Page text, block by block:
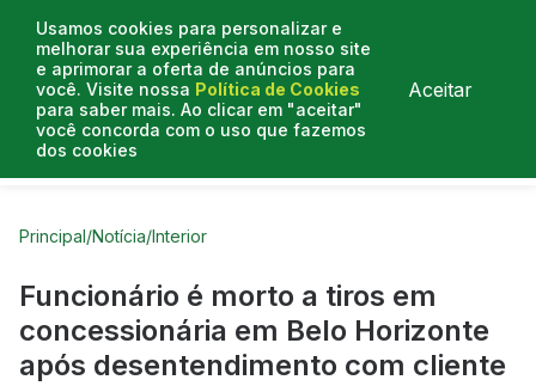
Usamos cookies para personalizar e
melhorar sua experiência em nosso site
e aprimorar a oferta de anúncios para
você. Visite nossa Política de Cookies
para saber mais. Ao clicar em "aceitar"
você concorda com o uso que fazemos
dos cookies
Aceitar
Curtas do Poder
Principal/Notícia/Interior
Funcionário é morto a tiros em
concessionária em Belo Horizonte
após desentendimento com cliente